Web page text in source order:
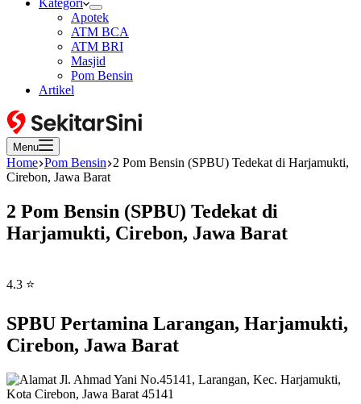
Kategori
Apotek
ATM BCA
ATM BRI
Masjid
Pom Bensin
Artikel
Menu
Home Pom Bensin 2 Pom Bensin (SPBU) Tedekat di Harjamukti,
Cirebon, Jawa Barat
2 Pom Bensin (SPBU) Tedekat di
Harjamukti, Cirebon, Jawa Barat
4.3 ⭐
SPBU Pertamina Larangan, Harjamukti,
Cirebon, Jawa Barat
Jl. Ahmad Yani No.45141, Larangan, Kec. Harjamukti,
Kota Cirebon, Jawa Barat 45141